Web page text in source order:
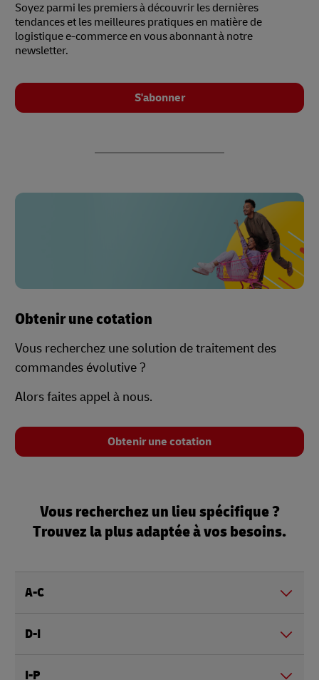
Soyez parmi les premiers à découvrir les dernières
tendances et les meilleures pratiques en matière de
logistique e-commerce en vous abonnant à notre
newsletter.
S'abonner
Obtenir une cotation
Vous recherchez une solution de traitement des
commandes évolutive ?
Alors faites appel à nous.
Obtenir une cotation
Vous recherchez un lieu spécifique ?
Trouvez la plus adaptée à vos besoins.
A-C
D-I
I-P